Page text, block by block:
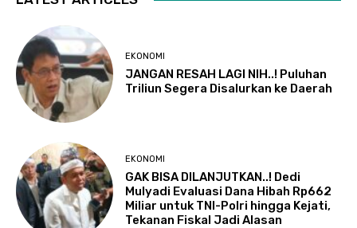
EKONOMI
JANGAN RESAH LAGI NIH..! Puluhan
Triliun Segera Disalurkan ke Daerah
EKONOMI
GAK BISA DILANJUTKAN..! Dedi
Mulyadi Evaluasi Dana Hibah Rp662
Miliar untuk TNI-Polri hingga Kejati,
Tekanan Fiskal Jadi Alasan